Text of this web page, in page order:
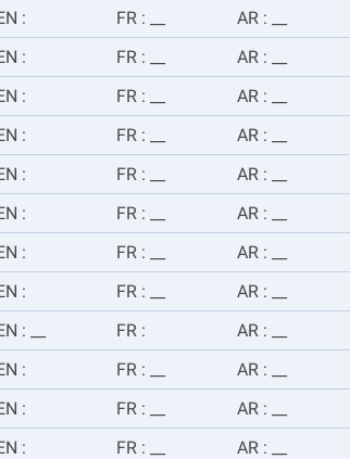
: FR : AR :
: FR : AR :
: FR : AR :
: FR : AR :
: FR : AR :
: FR : AR :
: FR : AR :
: FR : AR :
: FR : AR :
: FR : AR :
: FR : AR :
: FR : AR :